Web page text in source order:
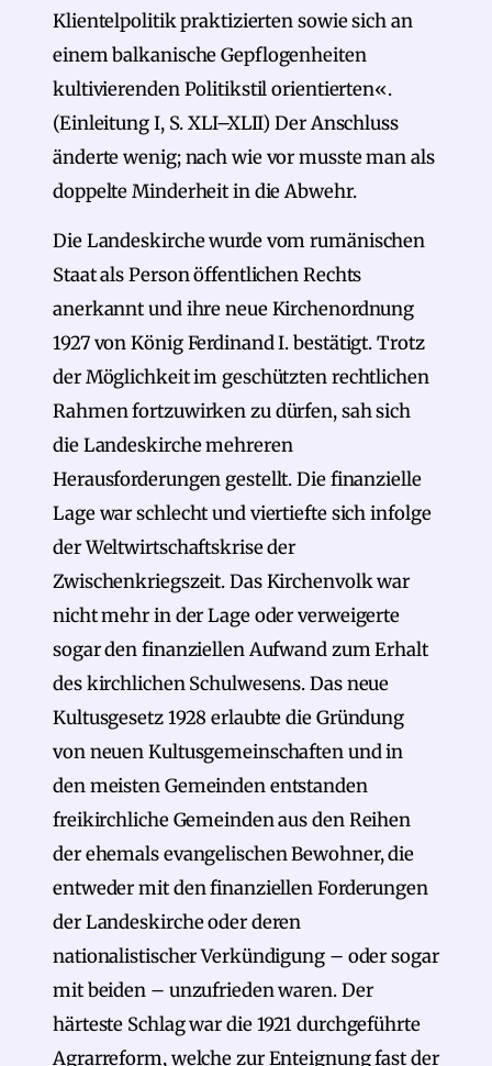
Klientelpolitik praktizierten sowie sich an
einem balkanische Gepflogenheiten
kultivierenden Politikstil orientierten«.
(Einleitung I, S. XLI–XLII) Der Anschluss
änderte wenig; nach wie vor musste man als
doppelte Minderheit in die Abwehr.
Die Landeskirche wurde vom rumänischen
Staat als Person öffentlichen Rechts
anerkannt und ihre neue Kirchenordnung
1927 von König Ferdinand I. bestätigt. Trotz
der Möglichkeit im geschützten rechtlichen
Rahmen fortzuwirken zu dürfen, sah sich
die Landeskirche mehreren
Herausforderungen gestellt. Die finanzielle
Lage war schlecht und viertiefte sich infolge
der Weltwirtschaftskrise der
Zwischenkriegszeit. Das Kirchenvolk war
nicht mehr in der Lage oder verweigerte
sogar den finanziellen Aufwand zum Erhalt
des kirchlichen Schulwesens. Das neue
Kultusgesetz 1928 erlaubte die Gründung
von neuen Kultusgemeinschaften und in
den meisten Gemeinden entstanden
freikirchliche Gemeinden aus den Reihen
der ehemals evangelischen Bewohner, die
entweder mit den finanziellen Forderungen
der Landeskirche oder deren
nationalistischer Verkündigung – oder sogar
mit beiden – unzufrieden waren. Der
härteste Schlag war die 1921 durchgeführte
Agrarreform, welche zur Enteignung fast der